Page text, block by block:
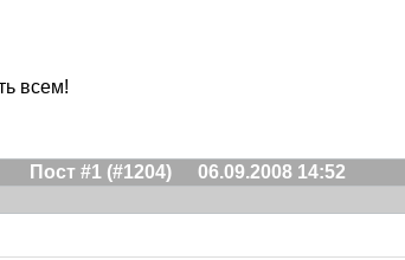
всем!
Пост #1 (#1204)
06.09.2008 14:52